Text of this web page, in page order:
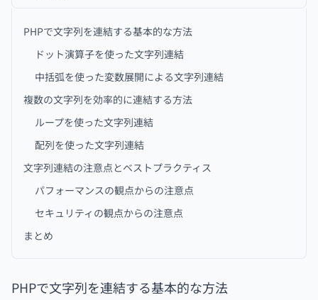
PHPで文字列を連結する基本的な方法
ドット演算子を使った文字列連結
中括弧を使った変数展開による文字列連結
複数の文字列を効率的に連結する方法
ループを使った文字列連結
配列を使った文字列連結
文字列連結の注意点とベストプラクティス
パフォーマンスの観点からの注意点
セキュリティの観点からの注意点
まとめ
PHPで文字列を連結する基本的な方法